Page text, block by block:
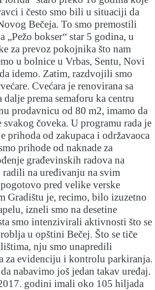
i često smo bili u situaciji da
Bečeja. To smo premostili
bokser“ star 5 godina, u
za prevoz pokojnika što nam
u bolnice u Vrbas, Sentu, Novi
idemo. Zatim, razdvojili smo
Cvećara je renovirana sa
prema semaforu ka centru
prodavnicu od 80 m2, imamo da
čoveka. U programu rada je
prihoda od zakupaca i održavaoca
prihode od naknade za
građevinskih radova na
na uređivanju na svim
pred velike verske
Gradištu je, recimo, bilo izuzetno
izneli smo na desetine
smo intenzivirali aktivnosti što se
u opštini Bečej. Što se tiče
nju smo unapredili
evidenciju i kontrolu parkiranja.
nabavimo još jedan takav uređaj.
godini imali oko 105 hiljada